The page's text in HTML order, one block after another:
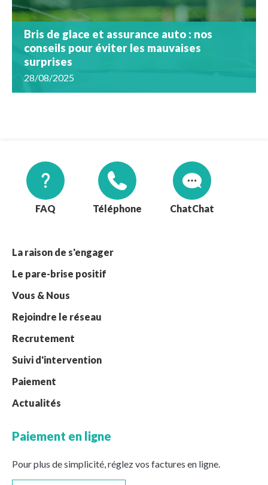
Bris de glace et assurance auto : nos
conseils pour éviter les mauvaises
surprises
28/08/2025
FAQ Téléphone Chat
La raison de s'engager
Le pare-brise positif
Vous & Nous
Rejoindre le réseau
Recrutement
Suivi d'intervention
Paiement
Actualités
Paiement en ligne
Pour plus de simplicité, réglez vos factures en ligne.